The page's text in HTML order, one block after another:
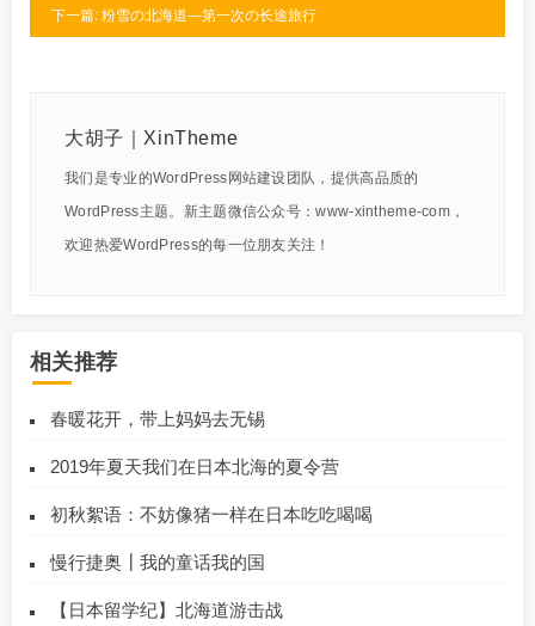
下一篇: 粉雪の北海道—第一次の长途旅行
大胡子｜XinTheme
我们是专业的WordPress网站建设团队，提供高品质的
WordPress主题。新主题微信公众号：www-xintheme-com，
欢迎热爱WordPress的每一位朋友关注！
相关推荐
春暖花开，带上妈妈去无锡
2019年夏天我们在日本北海的夏令营
初秋絮语：不妨像猪一样在日本吃吃喝喝
慢行捷奥┃我的童话我的国
【日本留学纪】北海道游击战